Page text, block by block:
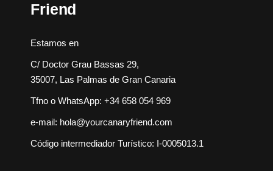
Friend
Estamos en
C/ Doctor Grau Bassas 29,
35007, Las Palmas de Gran Canaria
Tfno o WhatsApp: +34 658 054 969
e-mail: hola@yourcanaryfriend.com
Código intermediador Turístico: I-0005013.1